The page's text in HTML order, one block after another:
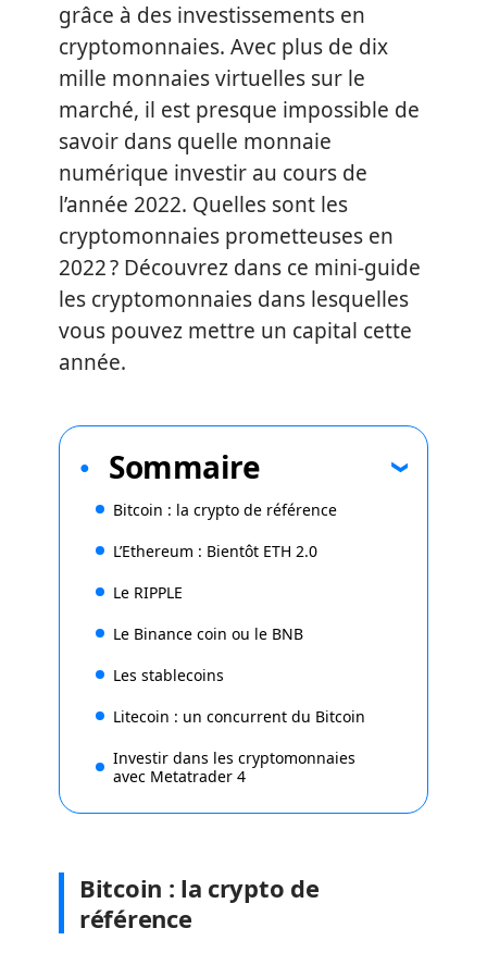
grâce à des investissements en
cryptomonnaies. Avec plus de dix
mille monnaies virtuelles sur le
marché, il est presque impossible de
savoir dans quelle monnaie
numérique investir au cours de
l’année 2022. Quelles sont les
cryptomonnaies prometteuses en
2022 ? Découvrez dans ce mini-guide
les cryptomonnaies dans lesquelles
vous pouvez mettre un capital cette
année.
Sommaire
Bitcoin : la crypto de référence
L’Ethereum : Bientôt ETH 2.0
Le RIPPLE
Le Binance coin ou le BNB
Les stablecoins
Litecoin : un concurrent du Bitcoin
Investir dans les cryptomonnaies
avec Metatrader 4
Bitcoin : la crypto de
référence